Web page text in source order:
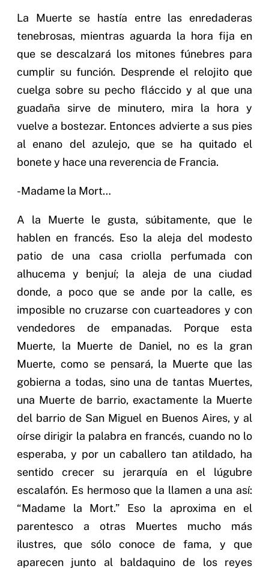
La Muerte se hastía entre las enredaderas
tenebrosas, mientras aguarda la hora fija en
que se descalzará los mitones fúnebres para
cumplir su función. Desprende el relojito que
cuelga sobre su pecho fláccido y al que una
guadaña sirve de minutero, mira la hora y
vuelve a bostezar. Entonces advierte a sus pies
al enano del azulejo, que se ha quitado el
bonete y hace una reverencia de Francia.
-Madame la Mort…
A la Muerte le gusta, súbitamente, que le
hablen en francés. Eso la aleja del modesto
patio de una casa criolla perfumada con
alhucema y benjuí; la aleja de una ciudad
donde, a poco que se ande por la calle, es
imposible no cruzarse con cuarteadores y con
vendedores de empanadas. Porque esta
Muerte, la Muerte de Daniel, no es la gran
Muerte, como se pensará, la Muerte que las
gobierna a todas, sino una de tantas Muertes,
una Muerte de barrio, exactamente la Muerte
del barrio de San Miguel en Buenos Aires, y al
oírse dirigir la palabra en francés, cuando no lo
esperaba, y por un caballero tan atildado, ha
sentido crecer su jerarquía en el lúgubre
escalafón. Es hermoso que la llamen a una así:
“Madame la Mort.” Eso la aproxima en el
parentesco a otras Muertes mucho más
ilustres, que sólo conoce de fama, y que
aparecen junto al baldaquino de los reyes